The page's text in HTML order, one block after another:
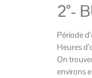
2°-
Période
Heures
On
environs